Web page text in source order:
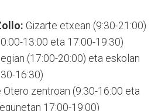
Gizarte etxean (9:30-21:00)
13:00 eta 17:00-19:30)
(17:00-20:00) eta eskolan
16:30)
Otero zentroan (9:30-16:00 eta
17:00-19:00)